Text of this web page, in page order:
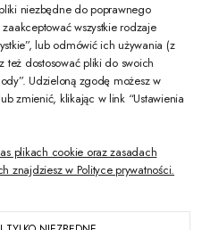
z nasząpolityką prywatności
WERSJĘ STRONY
niezbędne do poprawnego
wszystkie rodzaje
lub odmówić ich używania (z
też dostosować pliki do swoich
Udzieloną zgodę możesz w
zmienić, klikając w link “Ustawienia
plikach cookie oraz zasadach
znajdziesz w Polityce prywatności.